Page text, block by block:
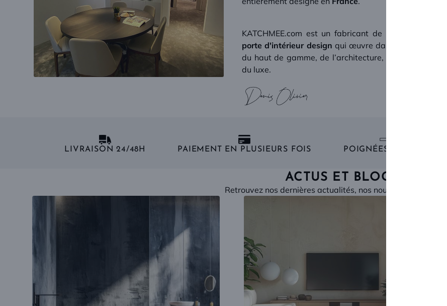
KATCHMEE.com est un fabricant de
porte d'intérieur design qui œuvre dans le secteur
du haut de gamme, de l’architecture, du design et
du luxe.
LIVRAISON 24/48H PAIEMENT EN PLUSIEURS FOIS POIGNÉES PLEINES
ACTUS ET BLOG
Retrouvez nos dernières actualités, nos nouveaux produits,...